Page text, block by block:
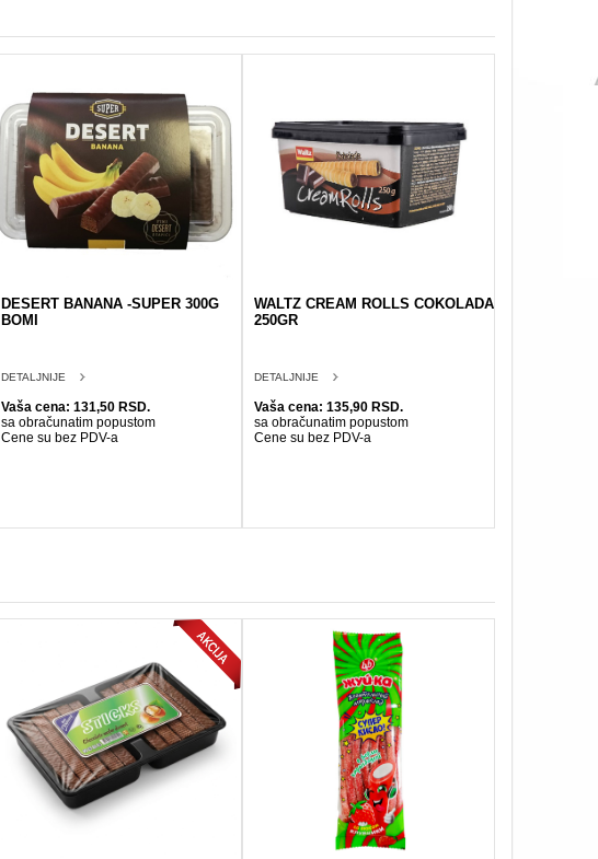
DESERT BANANA -SUPER 300G
BOMI
DETALJNIJE
Vaša cena: 131,50 RSD.
sa obračunatim popustom
Cene su bez PDV-a
WALTZ CREAM ROLLS COKOLADA
250GR
DETALJNIJE
Vaša cena: 135,90 RSD.
sa obračunatim popustom
Cene su bez PDV-a